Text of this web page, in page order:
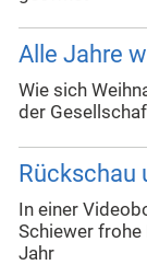
Alle Jahre
Wie sich
der
Rückschau
In einer
Schiewer frohe
Jahr